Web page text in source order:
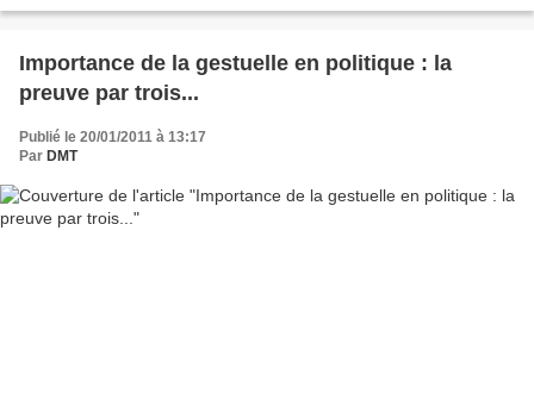
Importance de la gestuelle en politique : la
preuve par trois...
Publié le 20/01/2011 à 13:17
Par DMT